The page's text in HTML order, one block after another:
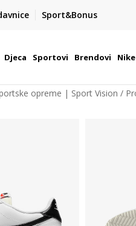
Sport&Bonus
NA : 055/490-400
od 9h - 16h
Djeca Sportovi Brendovi Nike
opreme | Sport Vision